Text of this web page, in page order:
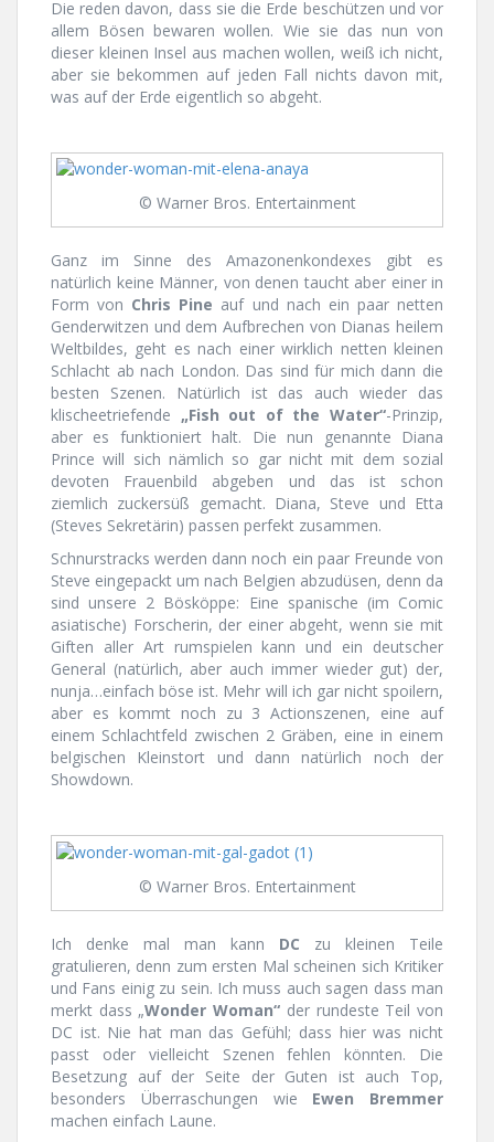
Die reden davon, dass sie die Erde beschützen und vor
allem Bösen bewaren wollen. Wie sie das nun von
dieser kleinen Insel aus machen wollen, weiß ich nicht,
aber sie bekommen auf jeden Fall nichts davon mit,
was auf der Erde eigentlich so abgeht.
© Warner Bros. Entertainment
Ganz im Sinne des Amazonenkondexes gibt es
natürlich keine Männer, von denen taucht aber einer in
Form von Chris Pine auf und nach ein paar netten
Genderwitzen und dem Aufbrechen von Dianas heilem
Weltbildes, geht es nach einer wirklich netten kleinen
Schlacht ab nach London. Das sind für mich dann die
besten Szenen. Natürlich ist das auch wieder das
klischeetriefende „Fish out of the Water“-Prinzip,
aber es funktioniert halt. Die nun genannte Diana
Prince will sich nämlich so gar nicht mit dem sozial
devoten Frauenbild abgeben und das ist schon
ziemlich zuckersüß gemacht. Diana, Steve und Etta
(Steves Sekretärin) passen perfekt zusammen.
Schnurstracks werden dann noch ein paar Freunde von
Steve eingepackt um nach Belgien abzudüsen, denn da
sind unsere 2 Bösköppe: Eine spanische (im Comic
asiatische) Forscherin, der einer abgeht, wenn sie mit
Giften aller Art rumspielen kann und ein deutscher
General (natürlich, aber auch immer wieder gut) der,
nunja…einfach böse ist. Mehr will ich gar nicht spoilern,
aber es kommt noch zu 3 Actionszenen, eine auf
einem Schlachtfeld zwischen 2 Gräben, eine in einem
belgischen Kleinstort und dann natürlich noch der
Showdown.
© Warner Bros. Entertainment
Ich denke mal man kann DC zu kleinen Teile
gratulieren, denn zum ersten Mal scheinen sich Kritiker
und Fans einig zu sein. Ich muss auch sagen dass man
merkt dass „Wonder Woman“ der rundeste Teil von
DC ist. Nie hat man das Gefühl; dass hier was nicht
passt oder vielleicht Szenen fehlen könnten. Die
Besetzung auf der Seite der Guten ist auch Top,
besonders Überraschungen wie Ewen Bremmer
machen einfach Laune.